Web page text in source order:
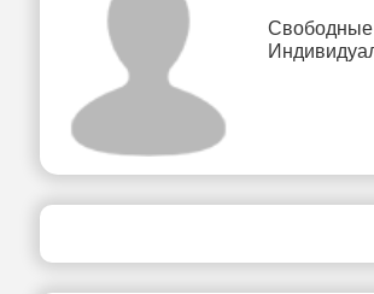
Свободные
чт
6
7
свободных